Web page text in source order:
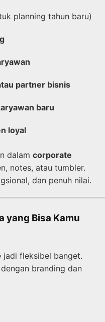
planning tahun baru)
partner bisnis
baru
loyal
dalam corporate
notes, atau tumbler.
dan penuh nilai.
yang Bisa Kamu
jadi fleksibel banget.
branding dan